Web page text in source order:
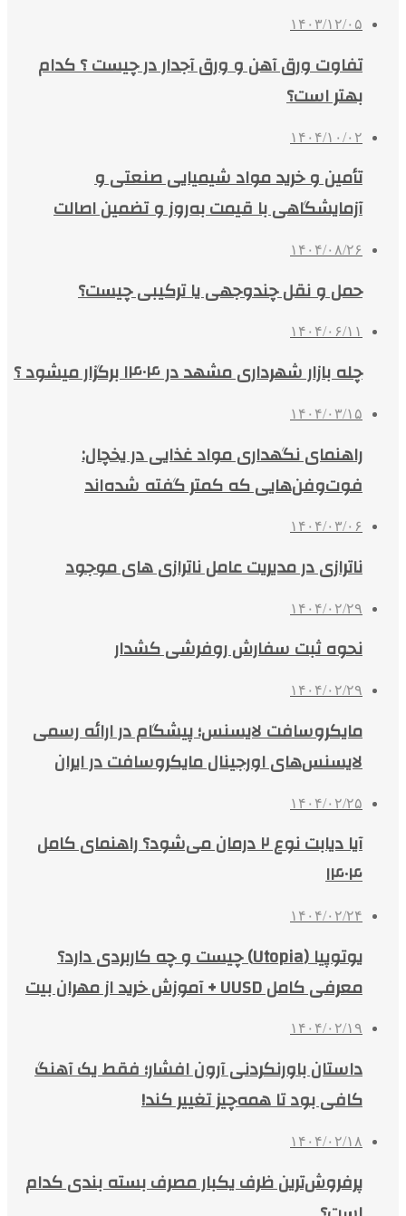
۱۴۰۳/۱۲/۰۵
تفاوت ورق آهن و ورق آجدار در چیست ؟ کدام
بهتر است؟
۱۴۰۴/۱۰/۰۲
تأمین و خرید مواد شیمیایی صنعتی و
آزمایشگاهی با قیمت به‌روز و تضمین اصالت
۱۴۰۴/۰۸/۲۶
حمل و نقل چندوجهی یا ترکیبی چیست؟
۱۴۰۴/۰۶/۱۱
چله بازار شهرداری مشهد در ۱۴۰۴ برگزار میشود ؟
۱۴۰۴/۰۳/۱۵
راهنمای نگهداری مواد غذایی در یخچال:
فوت‌وفن‌هایی که کمتر گفته شده‌اند
۱۴۰۴/۰۳/۰۶
ناترازی در مدیریت عامل ناترازی های موجود
۱۴۰۴/۰۲/۲۹
نحوه ثبت سفارش روفرشی کشدار
۱۴۰۴/۰۲/۲۹
مایکروسافت لایسنس؛ پیشگام در ارائه رسمی
لایسنس‌های اورجینال مایکروسافت در ایران
۱۴۰۴/۰۲/۲۵
آیا دیابت نوع ۲ درمان می‌شود؟ راهنمای کامل
۱۴۰۴
۱۴۰۴/۰۲/۲۴
یوتوپیا (Utopia) چیست و چه کاربردی دارد؟
معرفی کامل UUSD + آموزش خرید از مهران بیت
۱۴۰۴/۰۲/۱۹
داستان باورنکردنی آرون افشار؛ فقط یک آهنگ
کافی بود تا همه‌چیز تغییر کند!
۱۴۰۴/۰۲/۱۸
پرفروش‌ترین ظرف یکبار مصرف بسته بندی کدام